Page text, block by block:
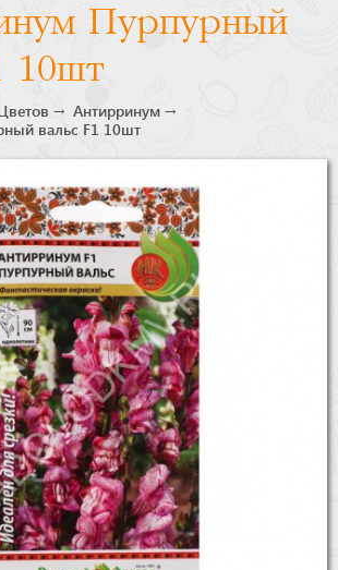
Пурпурный
10шт
Антирринум
вальс F1 10шт